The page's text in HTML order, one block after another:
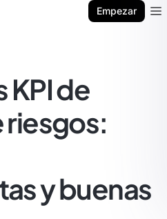
Empezar
KPI de
y buenas